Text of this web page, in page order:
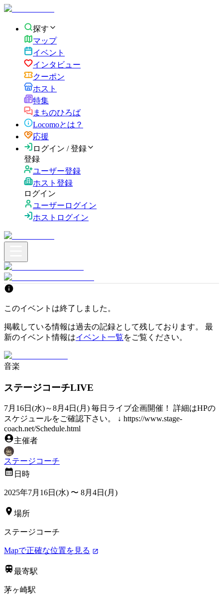
探す
マップ
イベント
インタビュー
クーポン
ホスト
特集
まちのひろば
Locomoとは？
応援
ログイン / 登録
登録
ユーザー登録
ホスト登録
ログイン
ユーザーログイン
ホストログイン
このイベントは終了しました。
掲載している情報は過去の記録として残しております。 最
新のイベント情報はイベント一覧をご覧ください。
音楽
ステージコーチLIVE
7月16日(水)～8月4日(月) 毎日ライブ企画開催！ 詳細はHPの
スケジュールをご確認下さい。 ↓ https://www.stage-
coach.net/Schedule.html
主催者
ステージコーチ
日時
2025年7月16日(水) 〜 8月4日(月)
場所
ステージコーチ
Mapで正確な位置を見る
最寄駅
茅ヶ崎駅